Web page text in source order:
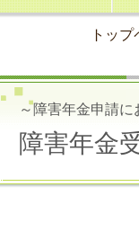
トッ
～障害年金申請に
障害年金